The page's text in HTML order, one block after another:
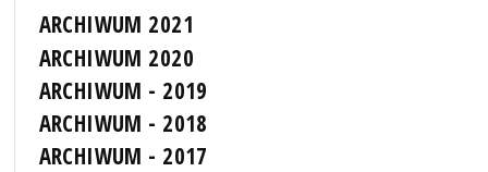
ARCHIWUM 2021
ARCHIWUM 2020
ARCHIWUM - 2019
ARCHIWUM - 2018
ARCHIWUM - 2017